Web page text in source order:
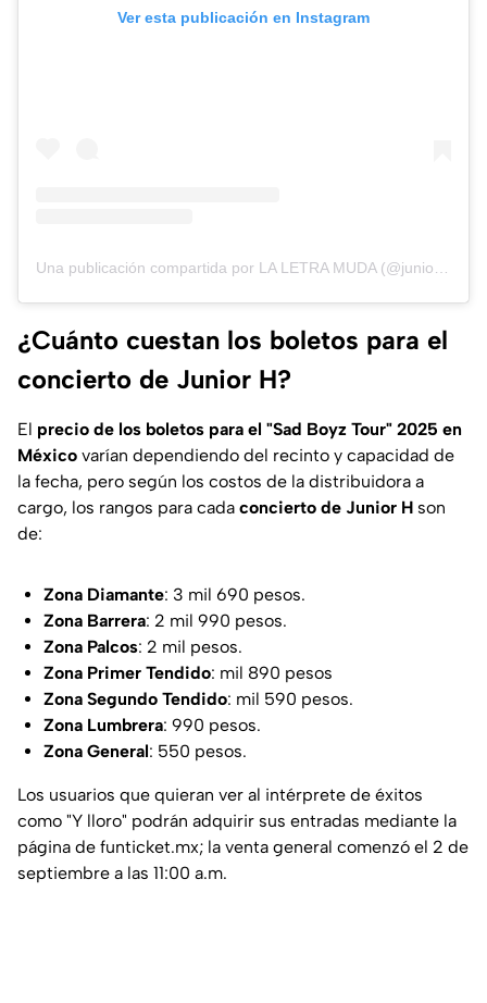
Ver esta publicación en Instagram
¿Cuánto cuestan los boletos para el
concierto de Junior H?
El precio de los boletos para el "Sad Boyz Tour" 2025 en
México varían dependiendo del recinto y capacidad de
la fecha, pero según los costos de la distribuidora a
cargo, los rangos para cada concierto de Junior H son
de:
Zona Diamante: 3 mil 690 pesos.
Zona Barrera: 2 mil 990 pesos.
Zona Palcos: 2 mil pesos.
Zona Primer Tendido: mil 890 pesos
Zona Segundo Tendido: mil 590 pesos.
Zona Lumbrera: 990 pesos.
Zona General: 550 pesos.
Los usuarios que quieran ver al intérprete de éxitos
como "Y lloro" podrán adquirir sus entradas mediante la
página de funticket.mx; la venta general comenzó el 2 de
septiembre a las 11:00 a.m.